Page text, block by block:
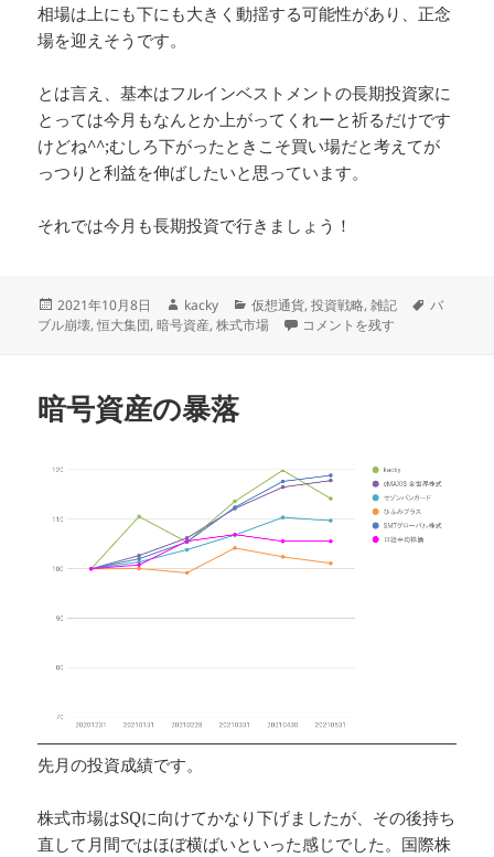
相場は上にも下にも大きく動揺する可能性があり、正念
場を迎えそうです。
とは言え、基本はフルインベストメントの長期投資家に
とっては今月もなんとか上がってくれーと祈るだけです
けどね^^;むしろ下がったときこそ買い場だと考えてが
っつりと利益を伸ばしたいと思っています。
それでは今月も長期投資で行きましょう！
投
稿
2021年10月8日
作
成
kacky
カ
テ
仮想通貨,投資戦略,雑記
タ
バ
ブル崩壊,恒大集団,暗号資産,株式市場 今月は正念場 に
コメントを残す
暗号資産の暴落
先月の投資成績です。
株式市場はSQに向けてかなり下げましたが、その後持ち
直して月間ではほぼ横ばいといった感じでした。国際株